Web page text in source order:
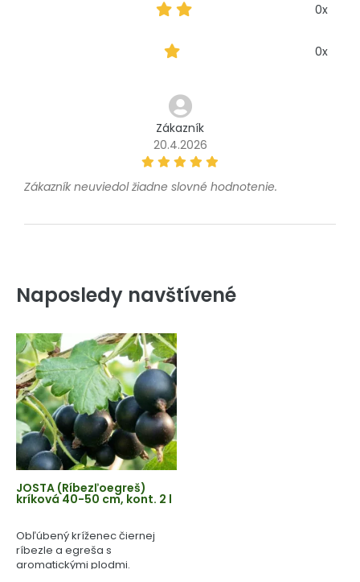
0x
0x
Zákazník
20.4.2026
Zákazník neuviedol žiadne slovné hodnotenie.
Naposledy navštívené
JOSTA (Ríbezľoegreš)
kríková 40-50 cm, kont. 2 l
Obľúbený kríženec čiernej
ríbezle a egreša s
aromatickými plodmi.